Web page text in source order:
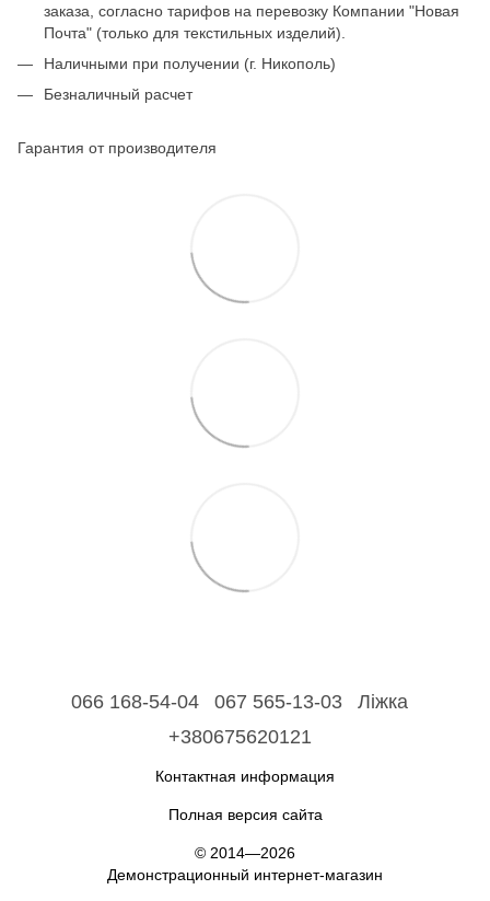
заказа, согласно тарифов на перевозку Компании "Новая
Почта" (только для текстильных изделий).
Наличными при получении (г. Никополь)
Безналичный расчет
Гарантия от производителя
066 168-54-04 067 565-13-03
Ліжка
+380675620121
Контактная информация
Полная версия сайта
© 2014—2026
Демонстрационный интернет-магазин